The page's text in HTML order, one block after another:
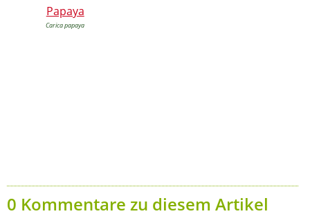
Papaya
Carica papaya
0 Kommentare zu diesem Artikel